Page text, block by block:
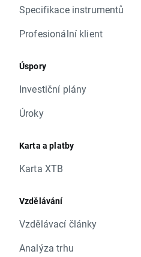
Specifikace instrumentů
Profesionální klient
Úspory
Investiční plány
Úroky
Karta a platby
Karta XTB
Vzdělávání
Vzdělávací články
Analýza trhu